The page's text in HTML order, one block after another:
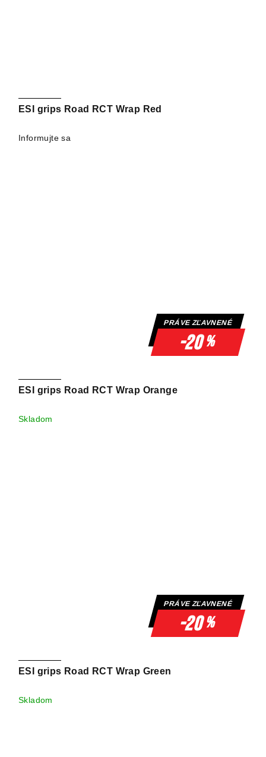
ESI grips Road RCT Wrap Red
Informujte sa
PRÁVE ZĽAVNENÉ
-20%
ESI grips Road RCT Wrap Orange
Skladom
PRÁVE ZĽAVNENÉ
-20%
ESI grips Road RCT Wrap Green
Skladom